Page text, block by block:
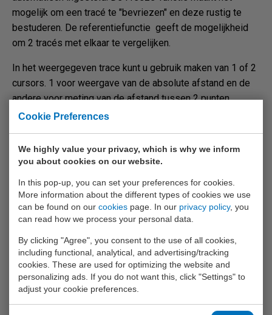
Cookie Preferences
We highly value your privacy, which is why we inform
you about cookies on our website.
In this pop-up, you can set your preferences for cookies.
More information about the different types of cookies we use
can be found on our cookies page. In our privacy policy, you
can read how we process your personal data.
By clicking "Agree", you consent to the use of all cookies,
including functional, analytical, and advertising/tracking
cookies. These are used for optimizing the website and
personalizing ads. If you do not want this, click "Settings" to
adjust your cookie preferences.
mogelijk om een tracé te "bevriezen" en deze rustig te
bestuderen. De referentiefunctie geeft de mogelijkheid
om 2 tracés met elkaar te vergelijken.
In het weergegeven trace kunt u gebruik maken van 1 of 2
cursors. 1 voor weergave van de absolute afstand en de
andere voor meting van de afstand tussen 2 punten.
Metracable Manager PC software
De Metracable TDR Pro is voorzien van Bluetooth ®
een PC met Metracable Manager PC software worden
getransporteerd voor opslag en analyse. U kan Metracable
Manager PC Software downloaden via onderstaande link.
Metracable Manager PC software
Product information